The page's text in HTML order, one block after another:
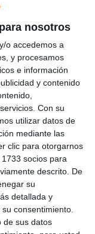
nosotros
o accedemos a
y procesamos
e información
y contenido
Con su
utilizar datos de
mediante las
clic para otorgarnos
socios para
descrito. De
su
detallada y
consentimiento.
de sus datos